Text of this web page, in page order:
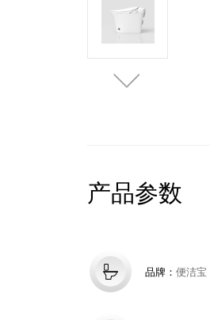
产品参数
品牌： 便洁宝